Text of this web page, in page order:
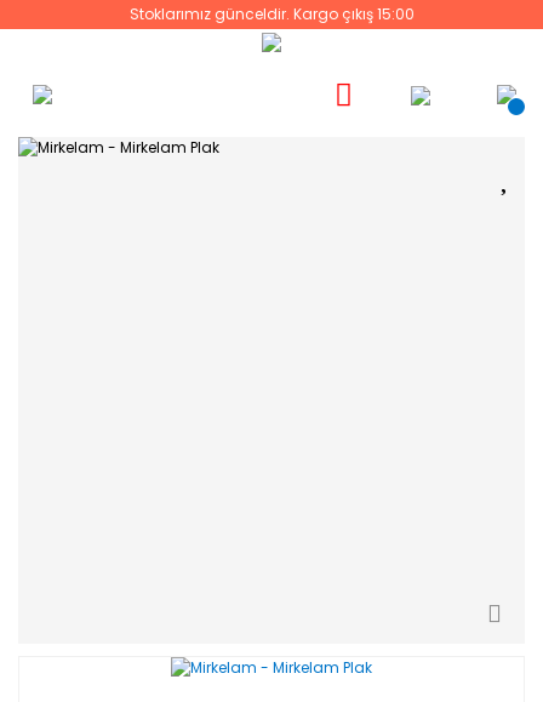
Stoklarımız günceldir. Kargo çıkış 15:00